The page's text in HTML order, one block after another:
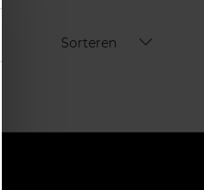
Sorteren